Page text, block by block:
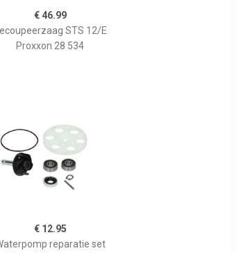
€ 46.99
STS 12/E
Proxxon 28 534
€ 12.95
reparatie set